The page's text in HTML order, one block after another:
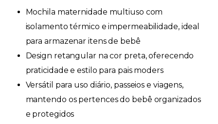
Mochila maternidade multiuso com
isolamento térmico e impermeabilidade, ideal
para armazenar itens de bebê
Design retangular na cor preta, oferecendo
praticidade e estilo para pais moders
Versátil para uso diário, passeios e viagens,
mantendo os pertences do bebê organizados
e protegidos